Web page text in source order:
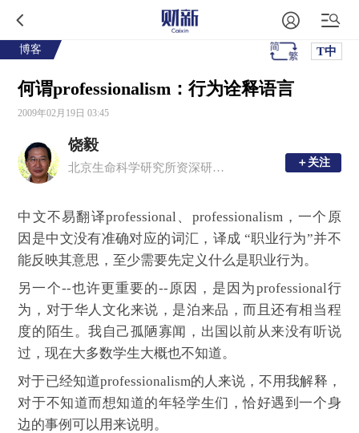
博客 T中
何谓professionalism：行为诠释语言
2009年02月19日 03:45
饶毅
北京生命科学研究所资深研究员 ＋关注
＋关注
中文不易翻译professional、professionalism，一个原
因是中文没有准确对应的词汇，译成 “职业行为”并不
能反映其意思，至少需要先定义什么是职业行为。
另一个--也许更重要的--原因，是因为professional行
为，对于华人文化来说，是泊来品，而且还有相当程
度的陌生。我自己孤陋寡闻，出国以前从来没有听说
过，现在大多数学生大概也不知道。
对于已经知道professionalism的人来说，不用我解释，
对于不知道而想知道的年轻学生们，恰好遇到一个身
边的事例可以用来说明。